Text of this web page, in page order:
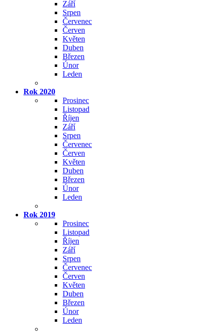
Září
Srpen
Červenec
Červen
Květen
Duben
Březen
Únor
Leden
Rok 2020
Prosinec
Listopad
Říjen
Září
Srpen
Červenec
Červen
Květen
Duben
Březen
Únor
Leden
Rok 2019
Prosinec
Listopad
Říjen
Září
Srpen
Červenec
Červen
Květen
Duben
Březen
Únor
Leden